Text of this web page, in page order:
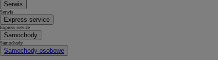
Serwis
Serwis
Express service
Express service
Samochody
Samochody
Samochody osobowe